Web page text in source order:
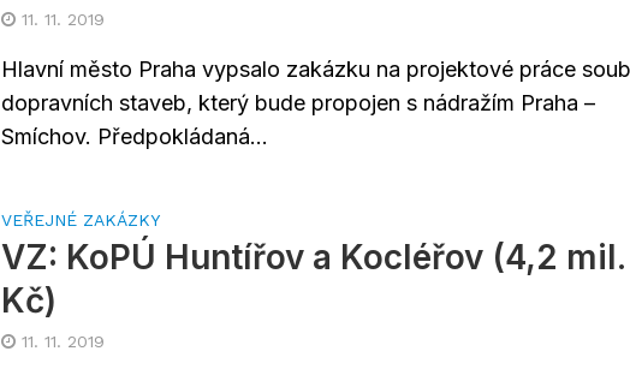
11. 11. 2019
Hlavní město Praha vypsalo zakázku na projektové práce
dopravních staveb, který bude propojen s nádražím Praha –
Smíchov. Předpokládaná...
VEŘEJNÉ ZAKÁZKY
VZ: KoPÚ Huntířov a Kocléřov (4,2 mil.
Kč)
11. 11. 2019